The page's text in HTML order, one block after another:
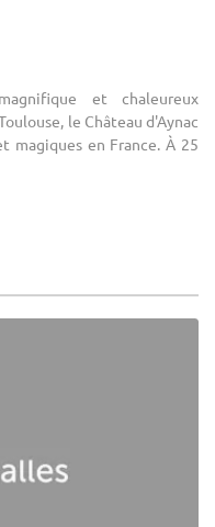
et chaleureux
le Château d'Aynac
en France. À 25